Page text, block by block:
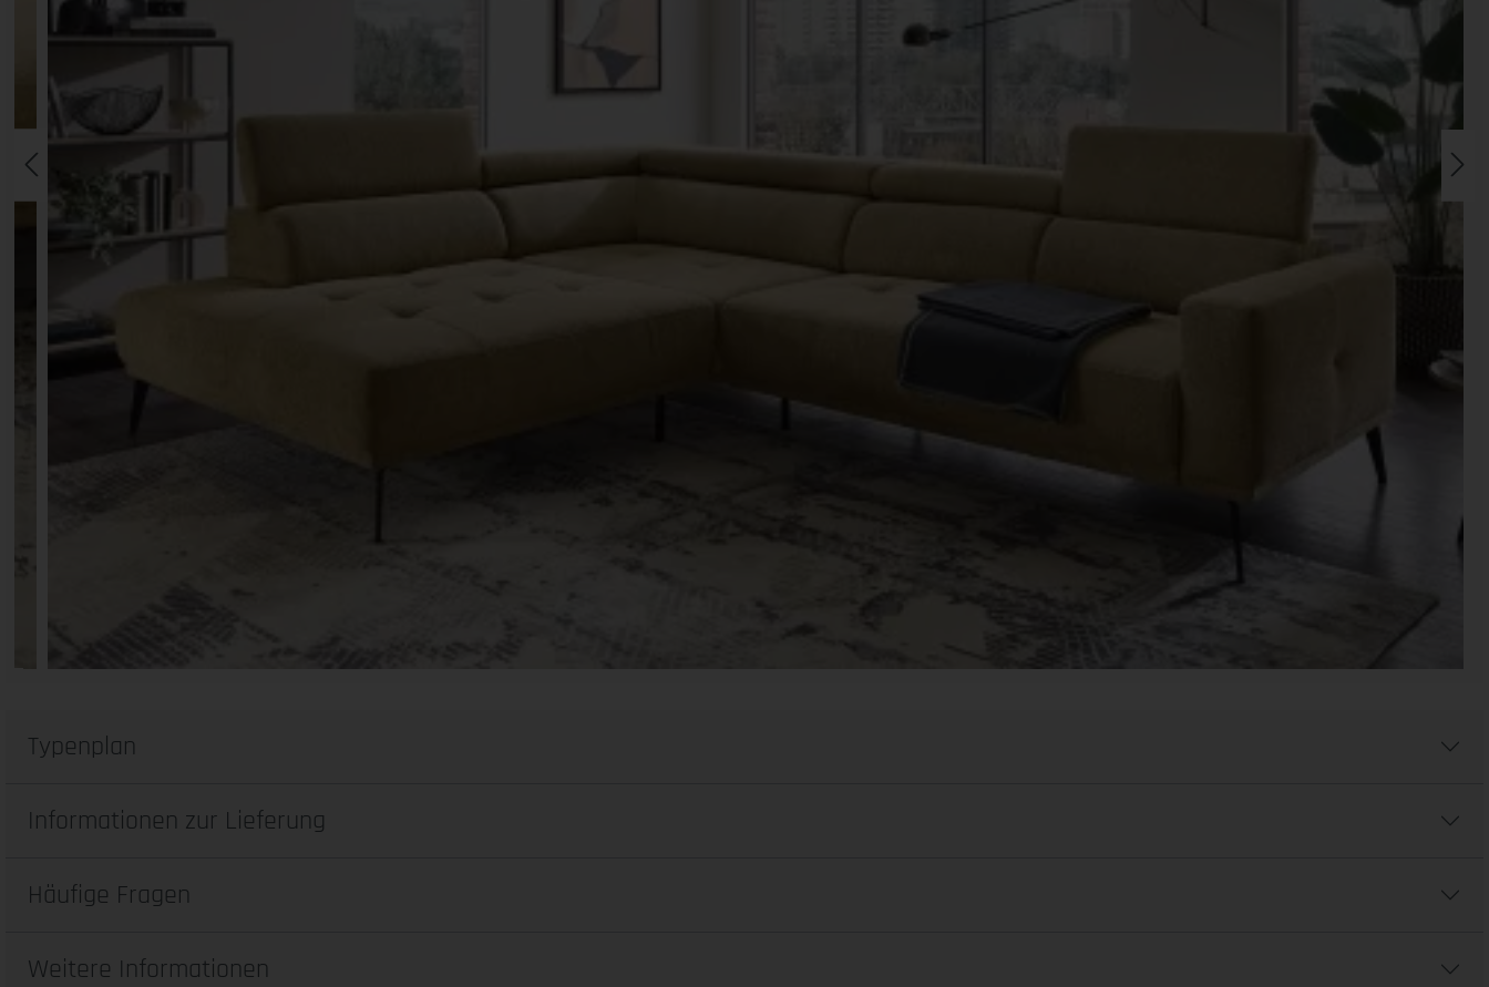
Typenplan
Informationen zur Lieferung
Häufige Fragen
Weitere Informationen